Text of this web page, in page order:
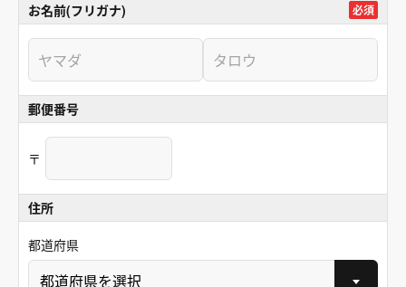
お名前(フリガナ) 必須
郵便番号
〒
住所
都道府県